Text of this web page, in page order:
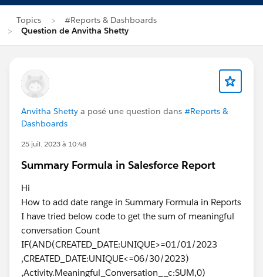
Topics
#Reports & Dashboards
Question de Anvitha Shetty
Anvitha Shetty a posé une question dans #Reports &
Dashboards
25 juil. 2023 à 10:48
Summary Formula in Salesforce Report
Hi
How to add date range in Summary Formula in Reports
I have tried below code to get the sum of meaningful
conversation Count
IF(AND(CREATED_DATE:UNIQUE>=01/01/2023
,CREATED_DATE:UNIQUE<=06/30/2023)
,Activity.Meaningful_Conversation__c:SUM,0)